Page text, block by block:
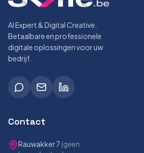
AI Expert & Digital Creative.
Betaalbare en professionele
digitale oplossingen voor uw
bedrijf.
Contact
Rauwakker 7 (geen